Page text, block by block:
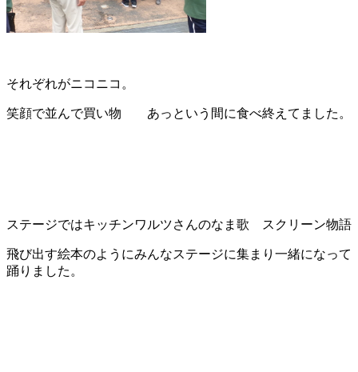
それぞれがニコニコ。
笑顔で並んで買い物 あっという間に食べ終えてました。
ステージではキッチンワルツさんのなま歌 スクリーン物語
飛び出す絵本のようにみんなステージに集まり一緒になって
踊りました。